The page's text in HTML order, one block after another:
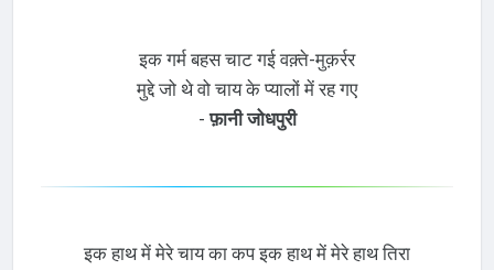
इक गर्म बहस चाट गई वक़्ते-मुक़र्रर
मुद्दे जो थे वो चाय के प्यालों में रह गए
-फ़ानी जोधपुरी
इक हाथ में मेरे चाय का कप इक हाथ में मेरे हाथ तिरा